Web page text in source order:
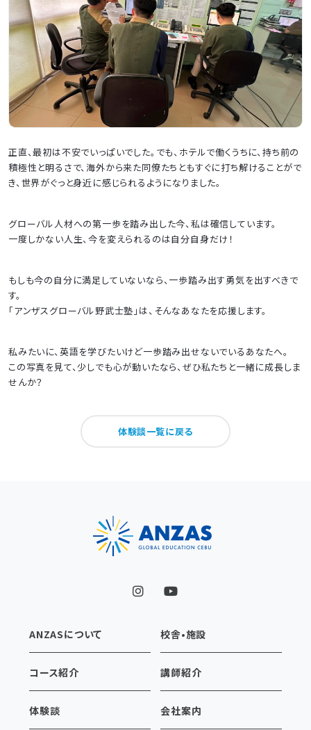
正直、最初は不安でいっぱいでした。でも、ホテルで働くうちに、持ち前の
積極性と明るさで、海外から来た同僚たちともすぐに打ち解けることがで
き、世界がぐっと身近に感じられるようになりました。
グローバル人材への第一歩を踏み出した今、私は確信しています。
一度しかない人生、今を変えられるのは自分自身だけ！
もしも今の自分に満足していないなら、一歩踏み出す勇気を出すべきで
す。
「アンザスグローバル野武士塾」は、そんなあなたを応援します。
私みたいに、英語を学びたいけど一歩踏み出せないでいるあなたへ。
この写真を見て、少しでも心が動いたなら、ぜひ私たちと一緒に成長しま
せんか？
体験談一覧に戻る
ANZASについて 校舎•施設
コース紹介 講師紹介
体験談 会社案内